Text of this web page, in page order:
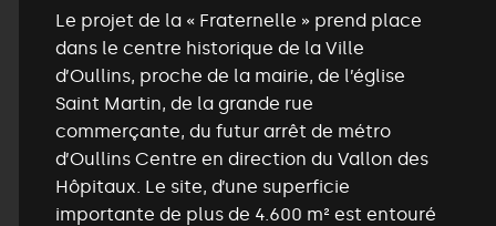
Le projet de la « Fraternelle » prend place
dans le centre historique de la Ville
d’Oullins, proche de la mairie, de l’église
Saint Martin, de la grande rue
commerçante, du futur arrêt de métro
d’Oullins Centre en direction du Vallon des
Hôpitaux. Le site, d’une superficie
importante de plus de 4.600 m² est entouré